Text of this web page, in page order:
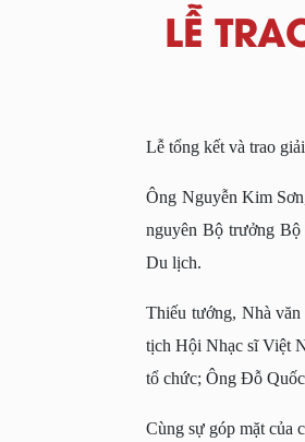
LỄ
Lễ tổng kết và trao
Ông Nguyễn Kim
nguyên Bộ trưởng
Du lịch.
Thiếu tướng, Nhà
tịch Hội Nhạc sĩ Việt
tổ chức; Ông Đỗ
Cùng sự góp mặt của